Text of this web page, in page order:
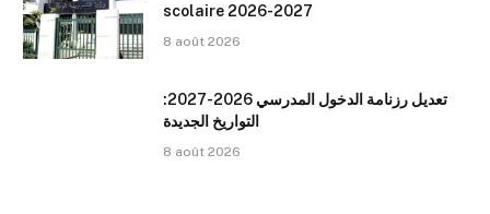
scolaire 2026-2027
8 août 2026
تعديل رزنامة الدخول المدرسي 2026-2027:
التواريخ الجديدة
8 août 2026